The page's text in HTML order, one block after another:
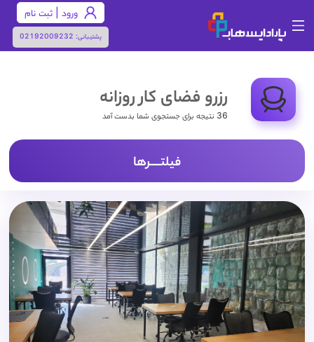
پشتیبانی: 02192009232
ورود | ثبت نام
رزرو فضای کار روزانه
36 نتیجه برای جستجوی شما بدست آمد
فیلتـــــرها